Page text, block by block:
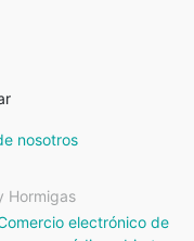
nosotros
Hormigas
electrónico de